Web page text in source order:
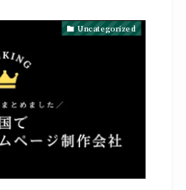
Uncategorized